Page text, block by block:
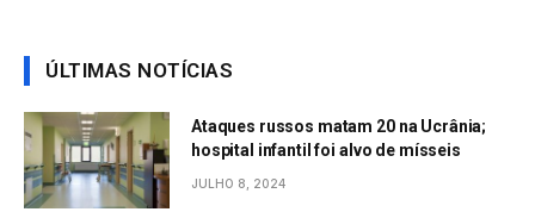
ÚLTIMAS NOTÍCIAS
Ataques russos matam 20 na Ucrânia;
hospital infantil foi alvo de mísseis
JULHO 8, 2024